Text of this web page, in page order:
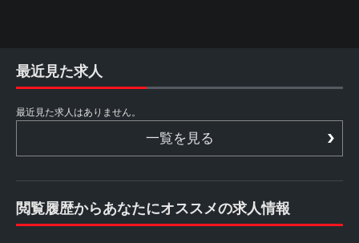
最近見た求人
最近見た求人はありません。
一覧を見る
閲覧履歴からあなたにオススメの求人情報